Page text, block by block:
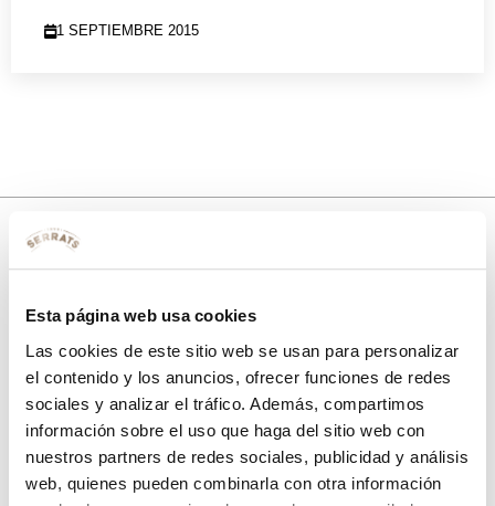
Esta página web usa cookies
Las cookies de este sitio web se usan para personalizar
el contenido y los anuncios, ofrecer funciones de redes
sociales y analizar el tráfico. Además, compartimos
información sobre el uso que haga del sitio web con
nuestros partners de redes sociales, publicidad y análisis
web, quienes pueden combinarla con otra información
1 SEPTIEMBRE 2015
con tu primera compra.
a nuestra newsletter para recibir nuestras
un 10% de descuento